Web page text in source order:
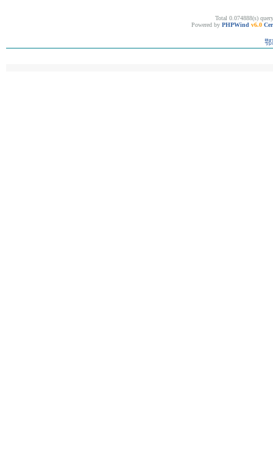
Total 0.074888(s)
Powered by PHPWind v6.0
鄂